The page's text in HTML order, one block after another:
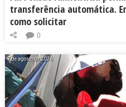
transferência automática.
como solicitar
0
7 de agosto de 2026